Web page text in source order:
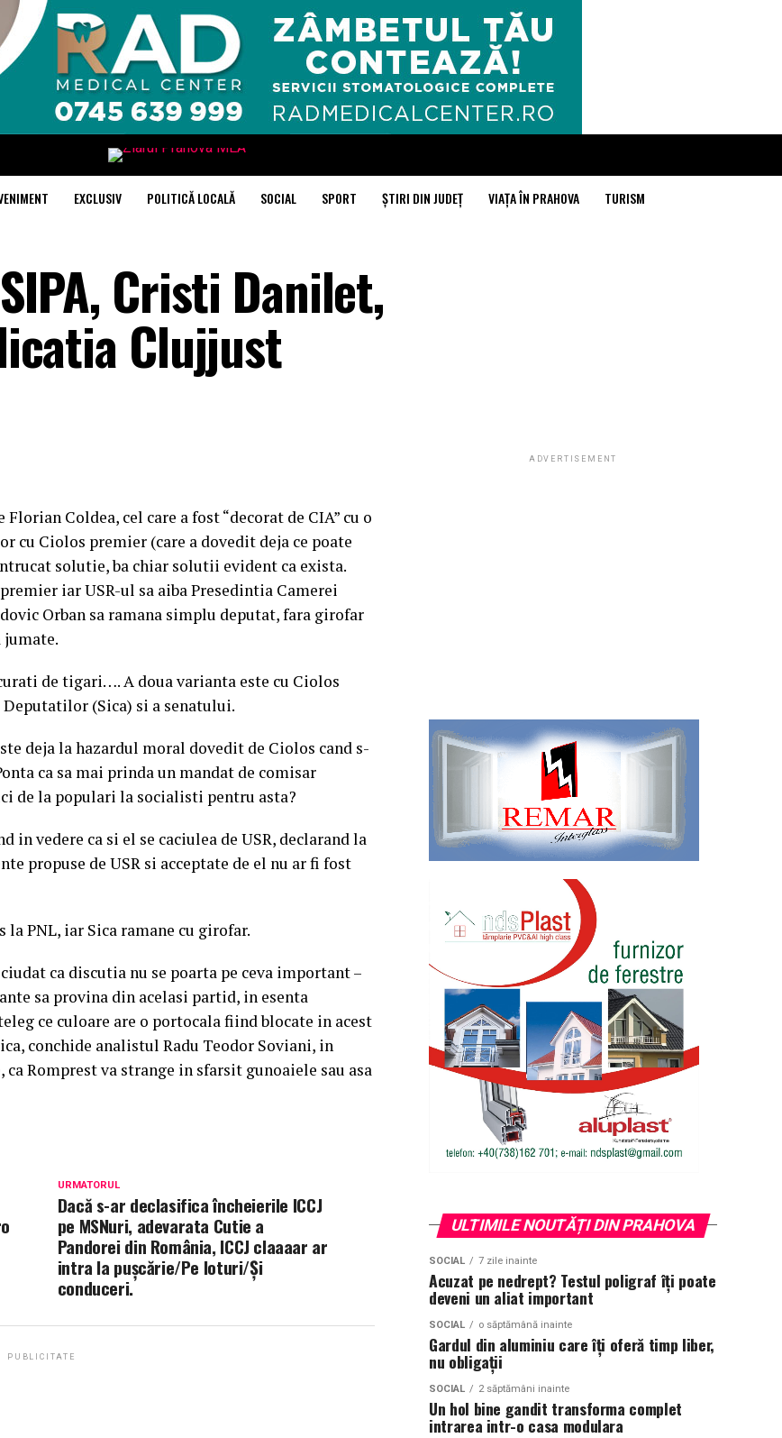
EXCLUSIV POLITICĂ LOCALĂ SOCIAL SPORT ȘTIRI DIN JUDEȚ VIAȚA ÎN PRAHOVA TURISM
Cristi Danilet,
Clujjust
Coldea, cel care a fost “decorat de CIA” cu o
cu Ciolos premier (care a dovedit deja ce poate
solutie, ba chiar solutii evident ca exista.
iar USR-ul sa aiba Presedintia Camerei
Orban sa ramana simplu deputat, fara girofar
jumate.
de tigari…. A doua varianta este cu Ciolos
(Sica) si a senatului.
deja la hazardul moral dovedit de Ciolos cand s-
ca sa mai prinda un mandat de comisar
de la populari la socialisti pentru asta?
in vedere ca si el se caciulea de USR, declarand la
propuse de USR si acceptate de el nu ar fi fost
PNL, iar Sica ramane cu girofar.
ca discutia nu se poarta pe ceva important –
sa provina din acelasi partid, in esenta
ce culoare are o portocala fiind blocate in acest
conchide analistul Radu Teodor Soviani, in
Romprest va strange in sfarsit gunoaiele sau asa
URMATORUL
Dacă s-ar declasifica încheierile ICCJ
pe MSNuri, adevarata Cutie a
Pandorei din România, ICCJ claaaar ar
intra la pușcărie/Pe loturi/Și
conduceri.
PUBLICITATE
ADVERTISEMENT
ULTIMILE NOUTĂȚI DIN PRAHOVA
SOCIAL 7 zile inainte
Acuzat pe nedrept? Testul poligraf îţi poate
deveni un aliat important
SOCIAL o săptămână inainte
Gardul din aluminiu care îți oferă timp liber,
nu obligații
SOCIAL 2 săptămâni inainte
Un hol bine gandit transforma complet
intrarea intr-o casa modulara